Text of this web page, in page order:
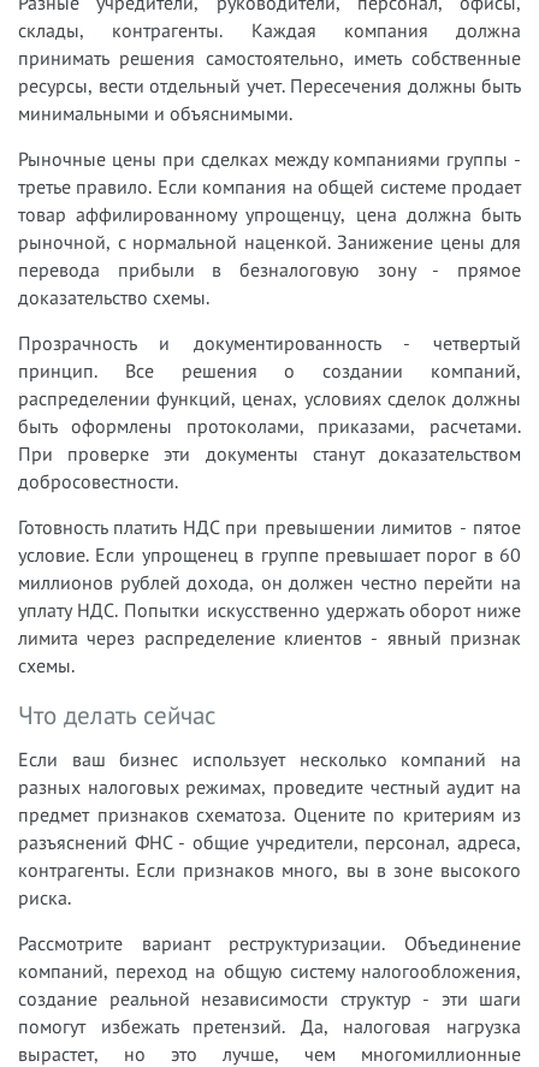
склады, контрагенты. Каждая компания должна
принимать решения самостоятельно, иметь собственные
ресурсы, вести отдельный учет. Пересечения должны быть
минимальными и объяснимыми.
Рыночные цены при сделках между компаниями группы -
третье правило. Если компания на общей системе продает
товар аффилированному упрощенцу, цена должна быть
рыночной, с нормальной наценкой. Занижение цены для
перевода прибыли в безналоговую зону - прямое
доказательство схемы.
Прозрачность и документированность - четвертый
принцип. Все решения о создании компаний,
распределении функций, ценах, условиях сделок должны
быть оформлены протоколами, приказами, расчетами.
При проверке эти документы станут доказательством
добросовестности.
Готовность платить НДС при превышении лимитов - пятое
условие. Если упрощенец в группе превышает порог в 60
миллионов рублей дохода, он должен честно перейти на
уплату НДС. Попытки искусственно удержать оборот ниже
лимита через распределение клиентов - явный признак
схемы.
Что делать сейчас
Если ваш бизнес использует несколько компаний на
разных налоговых режимах, проведите честный аудит на
предмет признаков схематоза. Оцените по критериям из
разъяснений ФНС - общие учредители, персонал, адреса,
контрагенты. Если признаков много, вы в зоне высокого
риска.
Рассмотрите вариант реструктуризации. Объединение
компаний, переход на общую систему налогообложения,
создание реальной независимости структур - эти шаги
помогут избежать претензий. Да, налоговая нагрузка
вырастет, но это лучше, чем многомиллионные